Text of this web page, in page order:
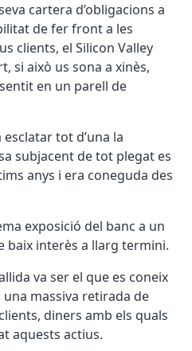
cartera d’obligacions a
de fer front a les
clients, el Silicon Valley
si això us sona a xinès,
en un parell de
tot d’una la
subjacent de tot plegat es
anys i era coneguda des
exposició del banc a un
baix interès a llarg termini.
va ser el que es coneix
una massiva retirada de
diners amb els quals
aquests actius.